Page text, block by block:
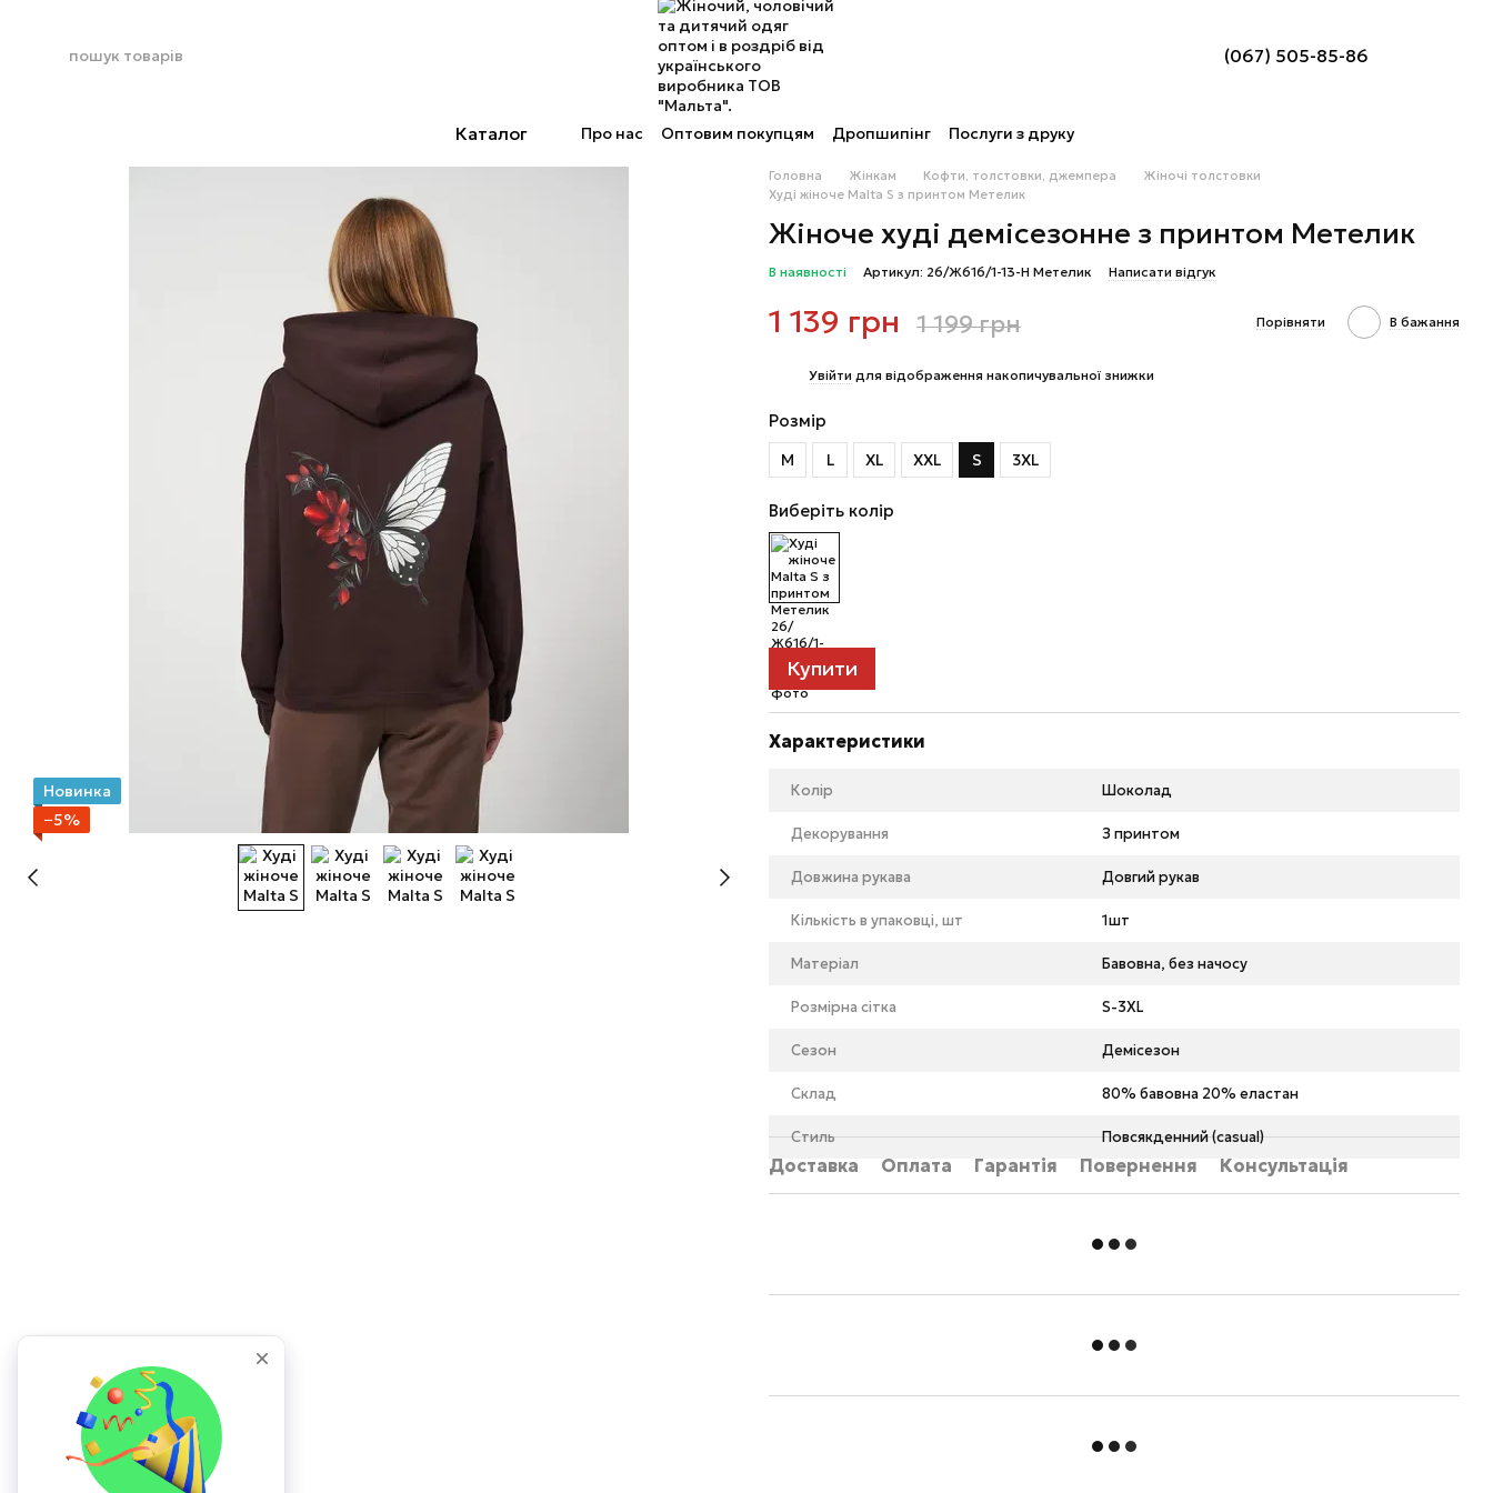
(067) 505-85-86
Каталог Про нас Оптовим покупцям Дропшипінг Послуги з друку
Новинка
−5%
Головна Жінкам Кофти, толстовки, джемпера
Жіночі толстовки
Худі жіноче Malta S з принтом Метелик
Жіноче худі демісезонне з принтом Метелик
В наявності Артикул: 26/Ж616/1-13-Н Метелик Написати відгук
1 139 грн 1 199 грн Порівняти В бажання
Увійти для відображення накопичувальної знижки
Розмір
M L XL XXL S 3XL
Виберіть колір
Купити
Характеристики
Колір Шоколад
Декорування З принтом
Довжина рукава Довгий рукав
Кількість в упаковці, шт 1шт
Матеріал Бавовна, без начосу
Розмірна сітка S-3XL
Сезон Демісезон
Склад 80% бавовна 20% еластан
Стиль Повсякденний (casual)
Доставка Оплата Гарантія Повернення Консультація